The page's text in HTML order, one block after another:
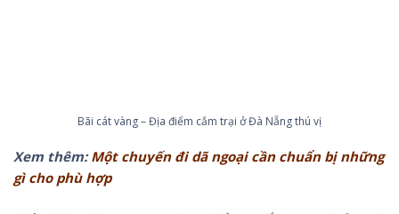
Bãi cát vàng – Địa điểm cắm trại ở Đà Nẵng thú vị
Xem thêm:Một chuyến đi dã ngoại cần chuẩn bị những
gì cho phù hợp